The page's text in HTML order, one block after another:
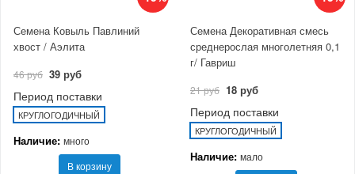
Семена Ковыль Павлиний
хвост / Аэлита
46 руб 39 руб
Период поставки
КРУГЛОГОДИЧНЫЙ
Наличие: много
В корзину
Семена Декоративная смесь
среднерослая многолетняя 0,1
г/ Гавриш
21 руб 18 руб
Период поставки
КРУГЛОГОДИЧНЫЙ
Наличие: мало